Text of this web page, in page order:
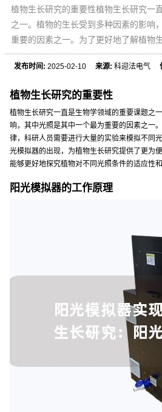
植物生长研究的重要性植物生长研究一
之一。植物的生长受到多种因素的影响
重要的因素之一。为了更好地了解植物
发布时间: 2025-02-10来源: 科迎法电气
植物生长研究的重要性
植物生长研究一直是生物学领域的重要课题之
响，其中光照是其中一个最为重要的因素之一
律，科研人员需要进行大量的实验来模拟不同
光模拟器的出现，为植物生长研究提供了更为
能够更好地探究植物对不同光照条件的适应性和
阳光模拟器的工作原理